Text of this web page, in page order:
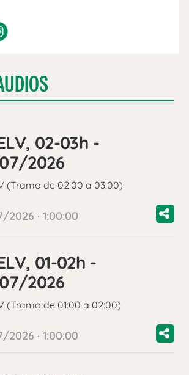
02-03h -
2026
(Tramo de 02:00 a 03:00)
2026 · 1:00:00
01-02h -
2026
(Tramo de 01:00 a 02:00)
2026 · 1:00:00